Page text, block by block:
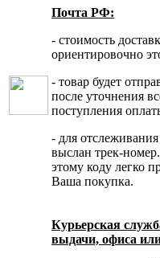
Почта РФ:
- стоимость
ориентировочно
- товар будет
после уточнения
поступления
- для
выслан трек-
этому коду легко
Ваша покупка.
Курьерская
выдачи, офиса